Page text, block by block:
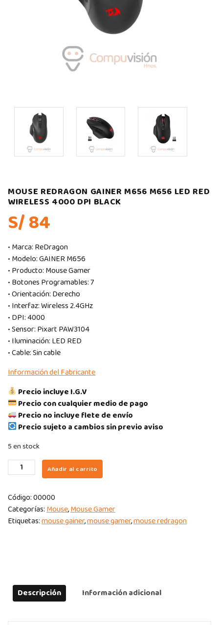
MOUSE REDRAGON GAINER M656 M656 LED RED
WIRELESS 4000 DPI BLACK
S/ 84
• Marca: ReDragon
• Modelo: GAINER M656
• Producto: Mouse Gamer
• Botones Programables: 7
• Orientación: Derecho
• Interfaz: Wireless 2.4GHz
• DPI: 4000
• Sensor: Pixart PAW3104
• Iluminación: LED RED
• Cable: Sin cable
Información del Fabricante
Precio incluye I.G.V
Precio con cualquier medio de pago
Precio no incluye flete de envío
Precio sujeto a cambios sin previo aviso
5 en stock
MOUSE
REDRAGON
M656
M656
LED
BLACK
quantity
Añadir al carrito
Código:00000
Categorías:Mouse,Mouse Gamer
Etiquetas:mouse gainer,mouse gamer,mouse redragon
Descripción Información adicional